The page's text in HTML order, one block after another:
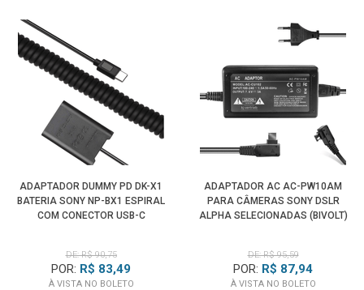
ADAPTADOR DUMMY PD DK-X1
BATERIA SONY NP-BX1 ESPIRAL
COM CONECTOR USB-C
DE: R$ 90,75
POR: R$ 83,49
À VISTA NO BOLETO
ADAPTADOR AC AC-PW10AM
PARA CÂMERAS SONY DSLR
ALPHA SELECIONADAS (BIVOLT)
DE: R$ 95,59
POR: R$ 87,94
À VISTA NO BOLETO